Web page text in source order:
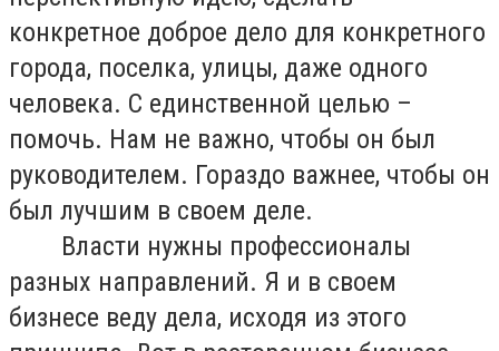
конкретное доброе дело для конкретного
города, поселка, улицы, даже одного
человека. С единственной целью –
помочь. Нам не важно, чтобы он был
руководителем. Гораздо важнее, чтобы он
был лучшим в своем деле.
Власти нужны профессионалы
разных направлений. Я и в своем
бизнесе веду дела, исходя из этого